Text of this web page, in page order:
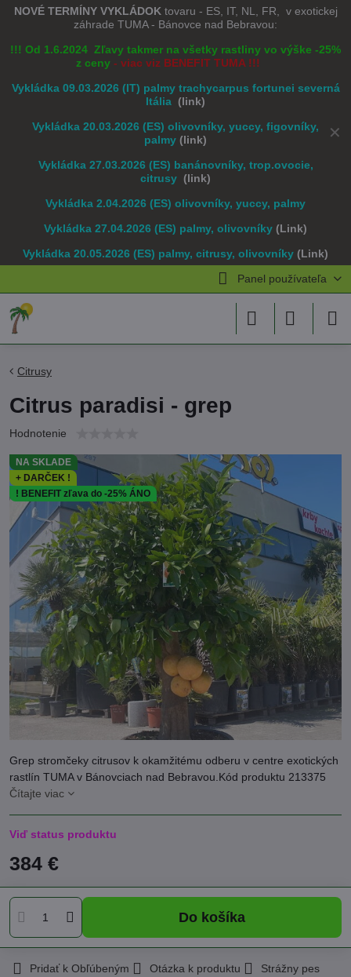
✕
NOVÉ TERMÍNY VYKLÁDOK tovaru - ES, IT, NL, FR, v exotickej
záhrade TUMA - Bánovce nad Bebravou:
!!! Od 1.6.2024 Zľavy takmer na všetky rastliny vo výške -25%
z ceny - viac viz BENEFIT TUMA !!!
Vykládka 09.03.2026 (IT) palmy trachycarpus fortunei severná
Itália (link)
Vykládka 20.03.2026 (ES) olivovníky, yuccy, figovníky,
palmy (link)
Vykládka 27.03.2026 (ES) banánovníky, trop.ovocie,
citrusy (link)
Vykládka 2.04.2026 (ES) olivovníky, yuccy, palmy
Vykládka 27.04.2026 (ES) palmy, olivovníky (Link)
Vykládka 20.05.2026 (ES) palmy, citrusy, olivovníky (Link)
Panel používateľa
NA SKLADE
+ DARČEK !
! BENEFIT zľava do -25% ÁNO
Citrusy
Citrus paradisi - grep
Hodnotenie
Grep stromčeky citrusov k okamžitému odberu v centre exotických
rastlín TUMA v Bánovciach nad Bebravou.Kód produktu 213375
Čítajte viac
Viď status produktu
384 €
Do košíka
Pridať k Obľúbeným Otázka k produktu
Strážny pes